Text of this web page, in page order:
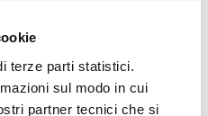
terze parti statistici.
sul modo in cui
partner tecnici che si